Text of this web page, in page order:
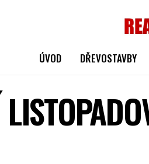
ÚVOD DŘEVOSTAVBY